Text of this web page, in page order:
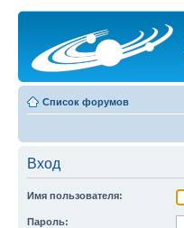
Список форумов
Вход
Имя пользователя:
Пароль: